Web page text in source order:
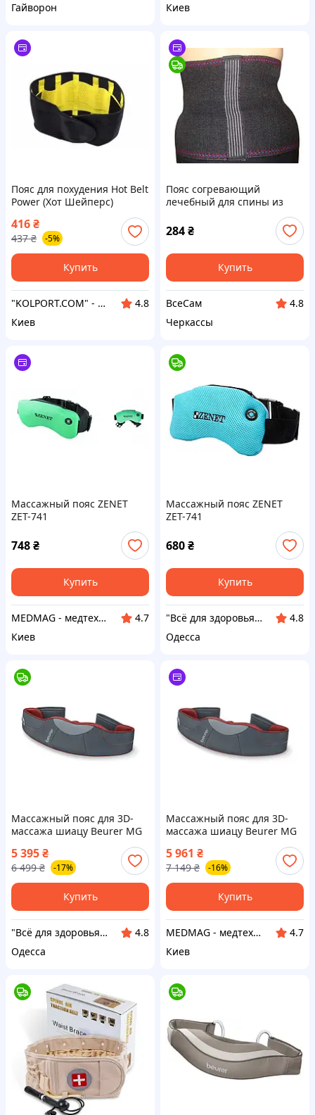
Гайворон
Киев
Пояс для похудения Hot Belt
Power (Хот Шейперc)
416₴
437 ₴ -5%
Купить
"KOLPORT.COM" - Интернет-магазин полезных и качественных товаров!
4.8
Киев
Пояс согревающий
лечебный для спины из
284₴
Купить
ВсеСам
4.8
Черкассы
Массажный пояс ZENET
ZET-741
748₴
Купить
MEDMAG - медтехника для всей семьи
4.7
Киев
Массажный пояс ZENET
ZET-741
680₴
Купить
"Всё для здоровья" Интернет-магазин
4.8
Одесса
Массажный пояс для 3D-
массажа шиацу Beurer MG
5 395₴
6 499 ₴ -17%
Купить
"Всё для здоровья" Интернет-магазин
4.8
Одесса
Массажный пояс для 3D-
массажа шиацу Beurer MG
5 961 ₴
7 149 ₴ -16%
Купить
MEDMAG - медтехника для всей семьи
4.7
Киев